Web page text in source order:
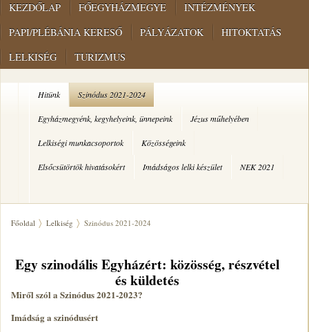
KEZDŐLAP FŐEGYHÁZMEGYE
INTÉZMÉNYEK
PAPI/PLÉBÁNIA KERESŐ
PÁLYÁZATOK
HITOKTATÁS
LELKISÉG
TURIZMUS
Hitünk Szinódus 2021-2024
Egyházmegyénk, kegyhelyeink, ünnepeink Jézus műhelyében
Lelkiségi munkacsoportok Közösségeink
Elsőcsütörtök hivatásokért Imádságos lelki készület NEK 2021
Főoldal Lelkiség Szinódus 2021-2024
Egy szinodális Egyházért: közösség, részvétel
és küldetés
Miről szól a Szinódus 2021-2023?
Imádság a szinódusért